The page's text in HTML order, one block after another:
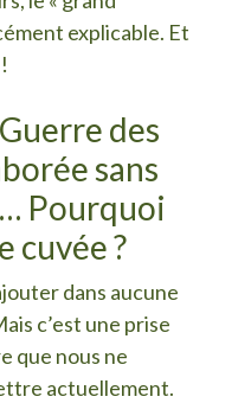
explicable. Et
des
sans
Pourquoi
cuvée ?
dans aucune
c’est une prise
que nous ne
actuellement.